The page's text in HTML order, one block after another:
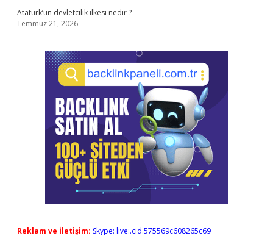
Atatürk’ün devletcilik ilkesi nedir ?
Temmuz 21, 2026
Reklam ve İletişim: Skype: live:.cid.575569c608265c69